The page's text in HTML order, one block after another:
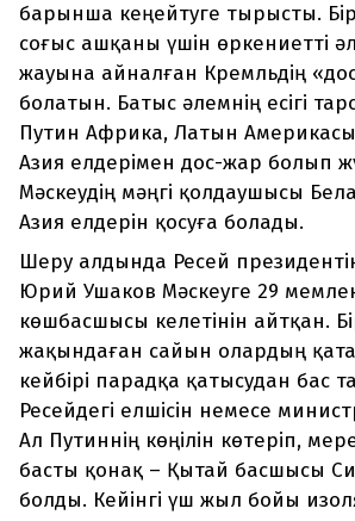
барынша кеңейтуге тырысты.
соғыс ашқаны үшін өркениетті
жауына айналған Кремльдің
болатын. Батыс әлемнің есігі
Путин Африка, Латын Америкасы
Азия елдерімен дос-жар болып
Мәскеудің мәңгі қолдаушысы
Азия елдерін қосуға болады.
Шеру алдында Ресей
Юрий Ушаков Мәскеуге 29
көшбасшысы келетінін айтқан.
жақындаған сайын олардың
кейбірі парадқа қатысудан бас
Ресейдегі елшісін немесе
Ал Путиннің көңілін көтеріп,
басты қонақ – Қытай басшысы
болды. Кейінгі үш жыл бойы